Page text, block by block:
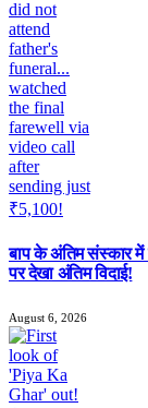
बाप के अंतिम संस्कार
पर देखा अंतिम विदाई!
August 6, 2026